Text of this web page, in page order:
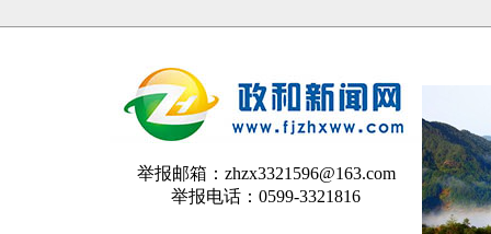
举报邮箱：zhzx3321596@163.com
举报电话：0599-3321816